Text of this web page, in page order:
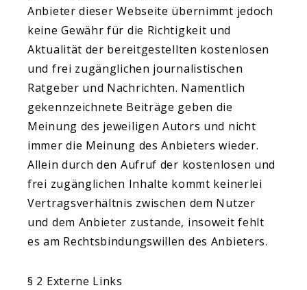
Anbieter dieser Webseite übernimmt jedoch
keine Gewähr für die Richtigkeit und
Aktualität der bereitgestellten kostenlosen
und frei zugänglichen journalistischen
Ratgeber und Nachrichten. Namentlich
gekennzeichnete Beiträge geben die
Meinung des jeweiligen Autors und nicht
immer die Meinung des Anbieters wieder.
Allein durch den Aufruf der kostenlosen und
frei zugänglichen Inhalte kommt keinerlei
Vertragsverhältnis zwischen dem Nutzer
und dem Anbieter zustande, insoweit fehlt
es am Rechtsbindungswillen des Anbieters.
§ 2 Externe Links